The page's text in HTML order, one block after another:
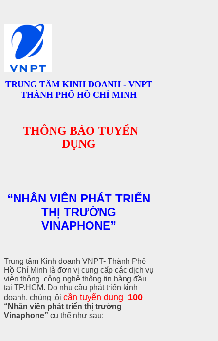
TRUNG TÂM KINH DOANH - VNPT
THÀNH PHỐ HỒ CHÍ MINH
THÔNG BÁO TUYỂN
DỤNG
“NHÂN VIÊN PHÁT TRIỂN
THỊ TRƯỜNG
VINAPHONE”
Trung tâm Kinh doanh VNPT- Thành Phố
Hồ Chí Minh là đơn vị cung cấp các dịch vụ
viễn thông, công nghệ thông tin hàng đầu
tại TP.HCM. Do nhu cầu phát triển kinh
doanh, chúng tôi cần tuyển dụng 100
“Nhân viên phát triển thị trường
Vinaphone” cụ thể như sau: